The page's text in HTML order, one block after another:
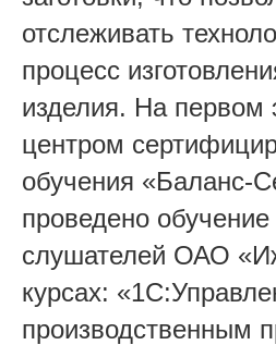
отслеживать
процесс
изделия. На первом
центром
обучения «Баланс-
проведено
слушателей ОАО
курсах:
производственным